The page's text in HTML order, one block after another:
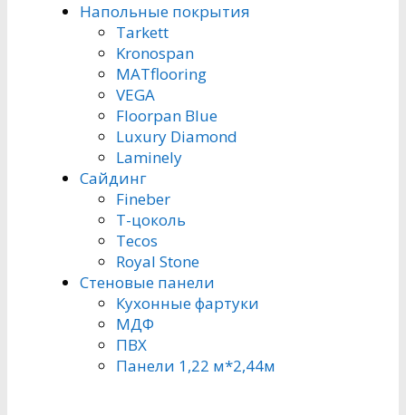
Напольные покрытия
Tarkett
Kronospan
MATflooring
VEGA
Floorpan Blue
Luxury Diamond
Laminely
Сайдинг
Fineber
Т-цоколь
Tecos
Royal Stone
Стеновые панели
Кухонные фартуки
МДФ
ПВХ
Панели 1,22 м*2,44м